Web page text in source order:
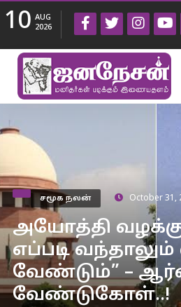
10 AUG
2026
சமூக நலன் October 31,
அயோத்தி வழக்கு
எப்படி
வேண்டும்” –
வேண்டுகோள்..!